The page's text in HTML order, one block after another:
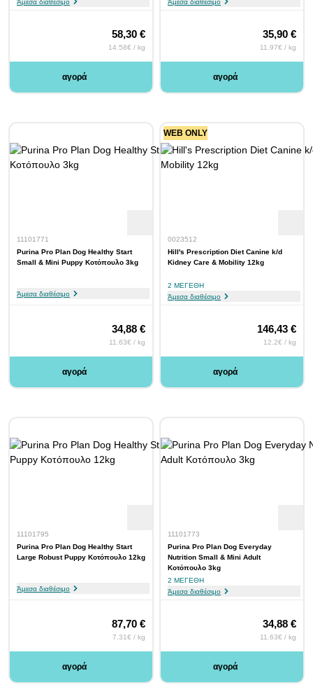
58,30 €
14.58€ / kg
αγορά
35,90 €
11.97€ / kg
αγορά
11101771
Purina Pro Plan Dog Healthy Start
Small & Mini Puppy Κοτόπουλο 3kg
Άμεσα διαθέσιμο
34,88 €
11.63€ / kg
αγορά
WEB ONLY
0023512
Hill's Prescription Diet Canine k/d
Kidney Care & Mobility 12kg
2 ΜΕΓΈΘΗ
Άμεσα διαθέσιμο
146,43 €
12.2€ / kg
αγορά
11101795
Purina Pro Plan Dog Healthy Start
Large Robust Puppy Κοτόπουλο 12kg
Άμεσα διαθέσιμο
87,70 €
7.31€ / kg
αγορά
11101773
Purina Pro Plan Dog Everyday
Nutrition Small & Mini Adult
Κοτόπουλο 3kg
2 ΜΕΓΈΘΗ
Άμεσα διαθέσιμο
34,88 €
11.63€ / kg
αγορά